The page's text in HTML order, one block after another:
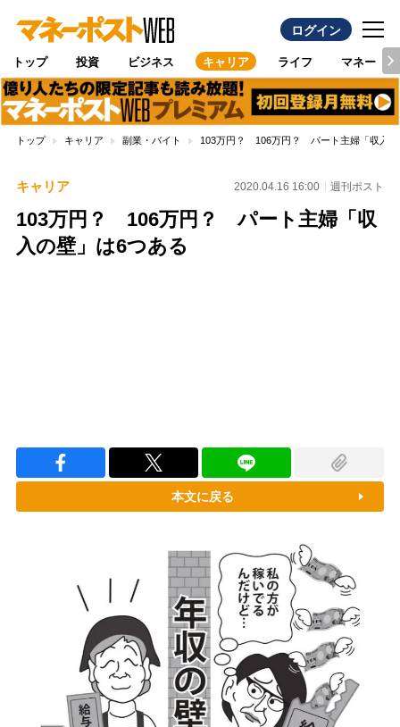
ログイン
トップ 投資 ビジネス キャリア ライフ マネー
トップ キャリア 副業・バイト 103万円？ 106万円？ パート主婦「収入の
キャリア 2020.04.16 16:00 週刊ポスト
103万円？ 106万円？ パート主婦「収
入の壁」は6つある
本文に戻る